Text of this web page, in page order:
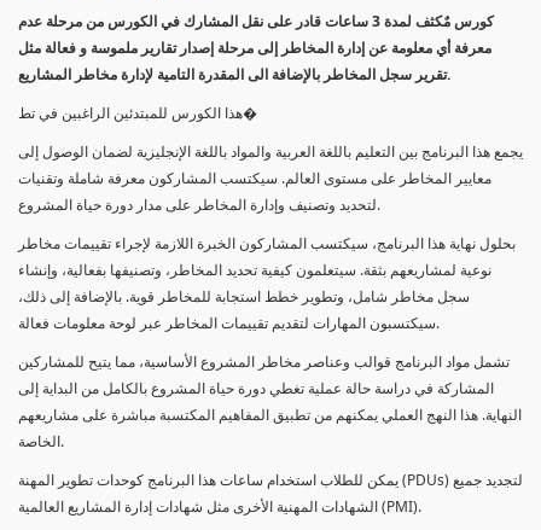
كورس مٌكثف لمدة 3 ساعات قادر على نقل المشارك في الكورس من مرحلة عدم
معرفة أي معلومة عن إدارة المخاطر إلى مرحلة إصدار تقارير ملموسة و فعالة مثل
تقرير سجل المخاطر بالإضافة الى المقدرة التامية لإدارة مخاطر المشاريع.
هذا الكورس للمبتدئين الراغبين في تط�
يجمع هذا البرنامج بين التعليم باللغة العربية والمواد باللغة الإنجليزية لضمان الوصول إلى
معايير المخاطر على مستوى العالم. سيكتسب المشاركون معرفة شاملة وتقنيات
لتحديد وتصنيف وإدارة المخاطر على مدار دورة حياة المشروع.
بحلول نهاية هذا البرنامج، سيكتسب المشاركون الخبرة اللازمة لإجراء تقييمات مخاطر
نوعية لمشاريعهم بثقة. سيتعلمون كيفية تحديد المخاطر، وتصنيفها بفعالية، وإنشاء
سجل مخاطر شامل، وتطوير خطط استجابة للمخاطر قوية. بالإضافة إلى ذلك،
سيكتسبون المهارات لتقديم تقييمات المخاطر عبر لوحة معلومات فعالة.
تشمل مواد البرنامج قوالب وعناصر مخاطر المشروع الأساسية، مما يتيح للمشاركين
المشاركة في دراسة حالة عملية تغطي دورة حياة المشروع بالكامل من البداية إلى
النهاية. هذا النهج العملي يمكنهم من تطبيق المفاهيم المكتسبة مباشرة على مشاريعهم
الخاصة.
يمكن للطلاب استخدام ساعات هذا البرنامج كوحدات تطوير المهنة (PDUs) لتجديد جميع
الشهادات المهنية الأخرى مثل شهادات إدارة المشاريع العالمية (PMI).